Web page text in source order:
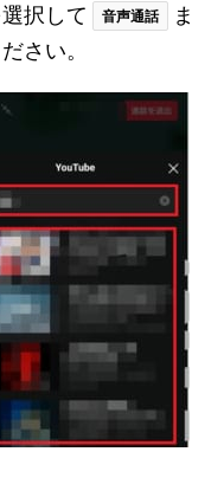
択して 音声通話
ま
さい。